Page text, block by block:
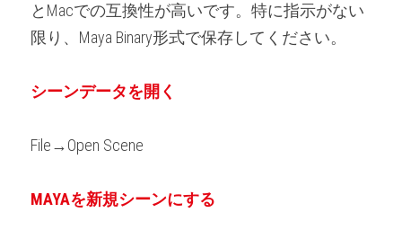
とMacでの互換性が高いです。特に指示がない
限り、Maya Binary形式で保存してください。
シーンデータを開く
File→Open Scene
MAYAを新規シーンにする